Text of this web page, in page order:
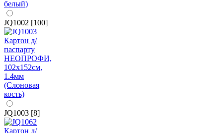
JQ1002 [100]
JQ1003 [8]